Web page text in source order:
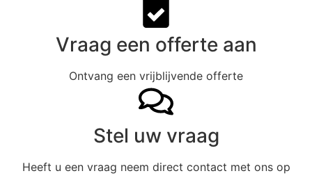
Vraag een offerte aan
Ontvang een vrijblijvende offerte
Stel uw vraag
Heeft u een vraag neem direct contact met ons op